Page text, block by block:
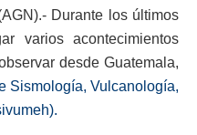
Durante los últimos
varios acontecimientos
desde Guatemala,
Sismología, Vulcanología,